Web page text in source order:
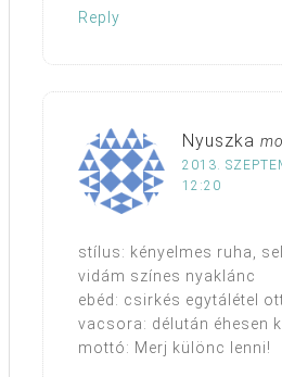
Reply
Nyuszka
2013.
12:20
stílus: kényelmes ruha,
vidám színes nyaklánc
ebéd: csirkés egytálétel
vacsora: délután éhesen
mottó: Merj különc lenni!